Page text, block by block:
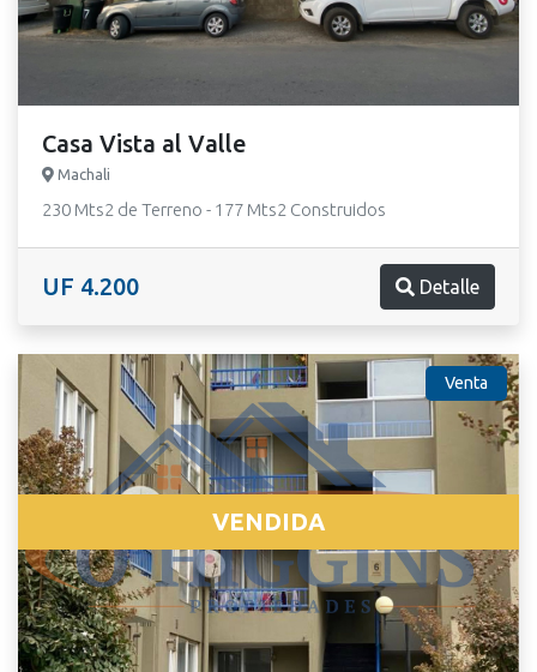
Casa Vista al Valle
Machali
230 Mts2 de Terreno - 177 Mts2 Construidos
UF 4.200 Detalle
Venta
VENDIDA